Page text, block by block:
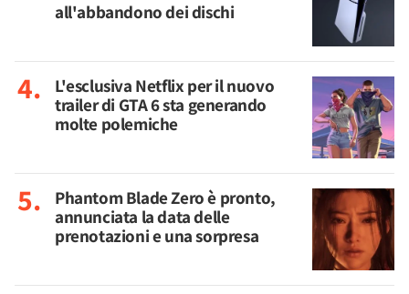
all'abbandono dei dischi
L'esclusiva Netflix per il nuovo
trailer di GTA 6 sta generando
molte polemiche
Phantom Blade Zero è pronto,
annunciata la data delle
prenotazioni e una sorpresa